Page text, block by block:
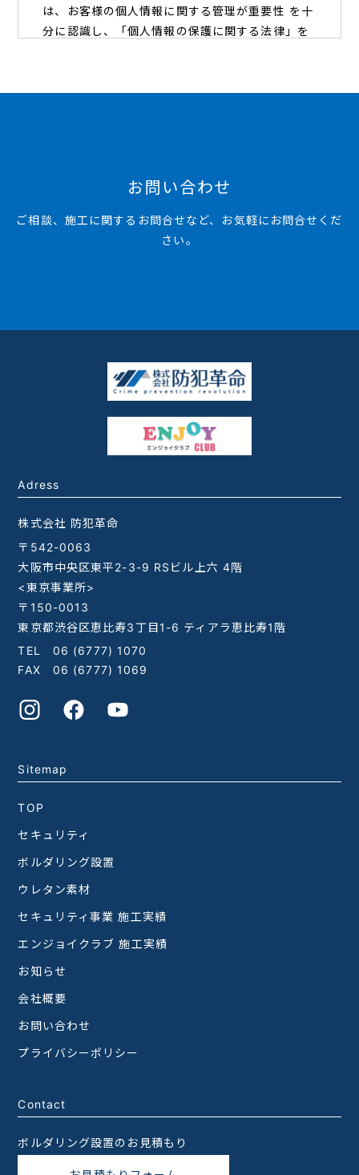
は、お客様の個人情報に関する管理が重要性 を十
分に認識し、「個人情報の保護に関する法律」を
ます。 当社は、お客様からお預かりした個人情報
当社は、お客様から個人情報を取得する場合、業
務上必要な範囲で、適法かつ公正な手段によりお
当社は、お客様の個人情報を利用する際には、そ
3.個人情報の取得・利用目的について
当社は、業務を円滑に遂行するため、お客様より
お預かりした個人情報は、次の目的の必要な範囲
・本サービスに関する顧客管理。
ビスを行うため。
・お客様からの問い合わせ、見積もり、資料請求
等に対応するため。
・アンケート、ご意見、ご感想の依頼。
・本サービスの運営上必要な事項のご連絡、その
他サービスに関する各種資料等のお届けや郵送。
・その他当社の定款に定める事業における資料。
・業務を円滑に遂行するため、工事協力会社に業
要な範囲で委託先へ個人情報を提供する場合が有
4.個人情報に関する安全対策について
し、これらを適正に運用します。
・当社は、お客様の個人情報への不正アクセス、
し、必要かつ適切な安全対策を講じます。
・当社は、お客様の個人情報の保護を徹底するた
め、個人情報保護管理者を定めます。また、 従業
るとともに、個人情報の安全管理が図られるよう
従業者に対し必要かつ適切な監督を行います。
・当社は、お客様の個人情報の保護を徹底するた
者の教育・啓蒙に努め、個人情報保護意識を高め
従業者に対し必要かつ適切な監督を行います。
5.個人情報の第三者への提供等について
当社は、お客様から同意をいただいた場合、法令
お問い合わせ
ご相談、施工に関するお問合せなど、お気軽にお問合せくだ
さい。
Adress
株式会社 防犯革命
〒542-0063
大阪市中央区東平2-3-9 RSビル上六 4階
<東京事業所>
〒150-0013
東京都渋谷区恵比寿3丁目1-6 ティアラ恵比寿1階
TEL 06 (6777) 1070
FAX 06 (6777) 1069
Sitemap
TOP
セキュリティ
ボルダリング設置
ウレタン素材
セキュリティ事業 施工実績
エンジョイクラブ 施工実績
お知らせ
会社概要
お問い合わせ
プライバシーポリシー
Contact
ボルダリング設置のお見積もり